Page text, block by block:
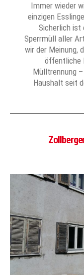
Immer wieder
einzigen
Sicherlich ist
Sperrmüll aller
wir der Meinung,
öffentliche
Mülltrennung
Haushalt seit